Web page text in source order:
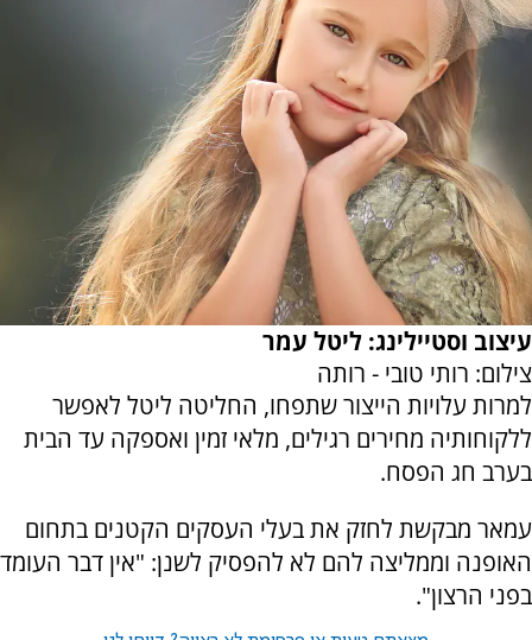
עיצוב וסטיילינג: ליטל עמר
צילום: רותי טובי - רותה
למרות עלויות הייצור שתפחו, החליטה ליטל לאפשר
ללקוחותיה מחירים רגילים, מלאי זמין ואספקה עד הבית
בערב חג הפסח.
עמאר מבקשת לחזק את בעלי העסקים הקטנים בתחום
האופנה וממליצה להם לא להפסיק לשנן: "אין דבר העומד
בפני הרצון".